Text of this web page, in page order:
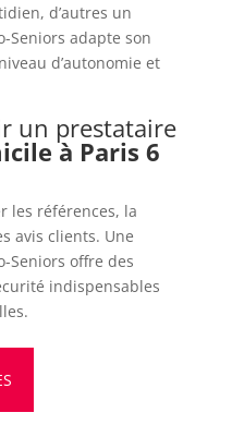
d’autres un
Seniors adapte son
d’autonomie et
un prestataire
à Paris 6
les références, la
avis clients. Une
Seniors offre des
indispensables